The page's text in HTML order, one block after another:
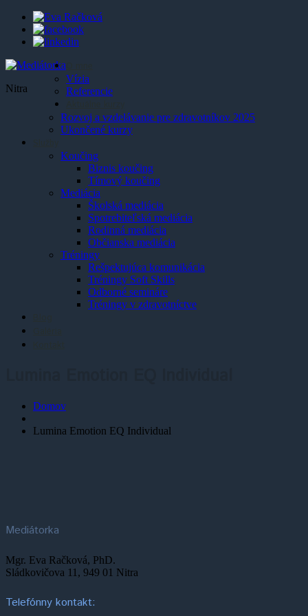
Nitra
Vízia
Referencie
Rozvoj a vzdelávanie pre zdravotníkov 2025
Ukončené kurzy
Koučing
Biznis koučing
Tímový koučing
Mediácia
Školská mediácia
Spotrebiteľská mediácia
Rodinná mediácia
Občianska mediácia
Tréningy
Rešpektujúca komunikácia
Tréningy Soft Skills
Odborné semináre
Tréningy v zdravotníctve
Domov
Lumina Emotion EQ Individual
Mediátorka
Mgr. Eva Račková, PhD.
Sládkovičova 11, 949 01 Nitra
Telefónny kontakt: